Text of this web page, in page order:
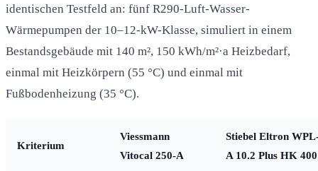
identischen Testfeld an: fünf R290-Luft-Wasser-
Wärmepumpen der 10–12-kW-Klasse, simuliert in einem
Bestandsgebäude mit 140 m², 150 kWh/m²·a Heizbedarf,
einmal mit Heizkörpern (55 °C) und einmal mit
Fußbodenheizung (35 °C).
Kriterium
Viessmann
Vitocal 250-A
Stiebel Eltron
A 10.2 Plus HK 400